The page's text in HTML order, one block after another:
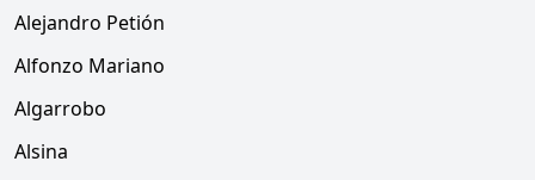
Alejandro Petión
Alfonzo Mariano
Algarrobo
Alsina